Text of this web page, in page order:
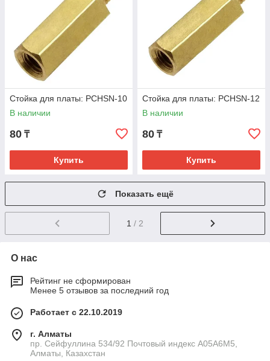
Стойка для платы: PCHSN-10
В наличии
80 ₸
Купить
Стойка для платы: PCHSN-12
В наличии
80 ₸
Купить
Показать ещё
1 / 2
О нас
Рейтинг не сформирован
Менее 5 отзывов за последний год
Работает с 22.10.2019
г. Алматы
пр. Сейфуллина 534/92 Почтовый индекс A05A6M5,
Алматы, Казахстан